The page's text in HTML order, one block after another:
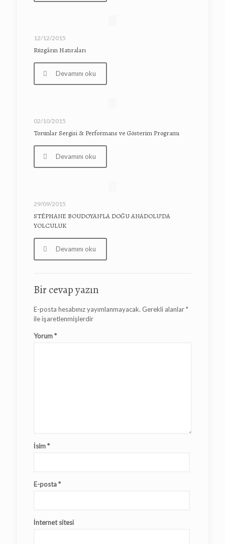
12/12/2015
Rüzgârın Hatıraları
Devamını oku
02/10/2015
Torunlar Sergisi & Performans ve Gösterim Programı
Devamını oku
29/09/2015
STÉPHANE BOUDOYAN’LA DOĞU ANADOLU’DA
YOLCULUK
Devamını oku
Bir cevap yazın
E-posta hesabınız yayımlanmayacak. Gerekli alanlar*
ile işaretlenmişlerdir
Yorum*
İsim*
E-posta*
İnternet sitesi